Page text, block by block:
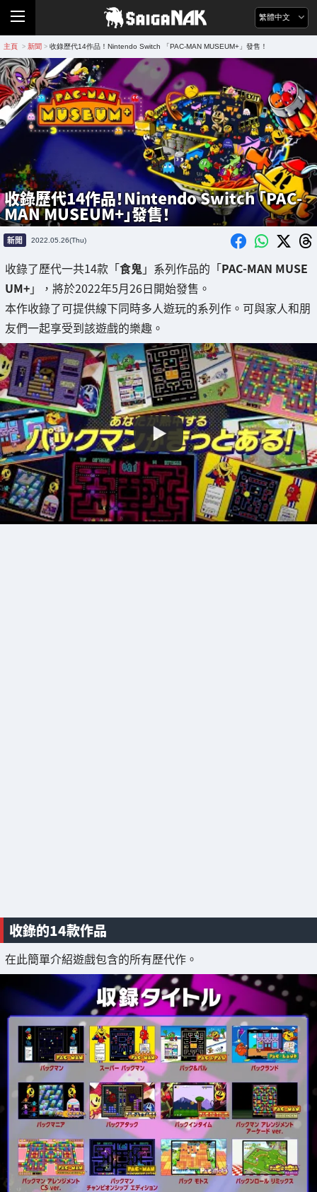
繁體中文
主頁 > 新聞 > 收錄歷代14作品！Nintendo Switch 「PAC-MAN MUSEUM+」發售！
收錄歷代14作品！Nintendo Switch 「PAC-
MAN MUSEUM+」發售！
新聞 2022.05.26(Thu)
收錄了歷代一共14款「食鬼 」系列作品的「PAC-MAN MUSE
UM+」，將於2022年5月26日開始發售。
本作收錄了可提供線下同時多人遊玩的系列作。可與家人和朋
友們一起享受到該遊戲的樂趣。
收錄的14款作品
在此簡單介紹遊戲包含的所有歷代作。